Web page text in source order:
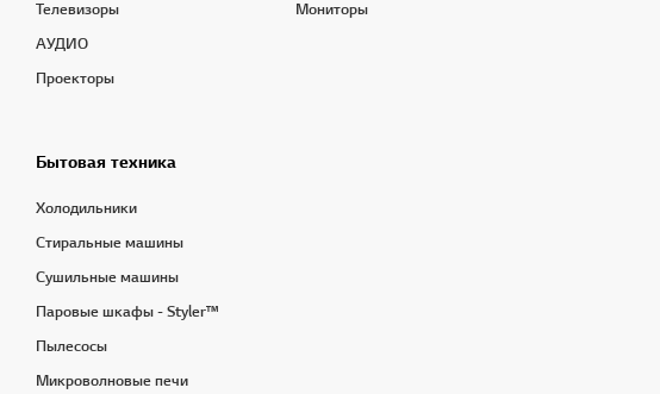
Телевизоры
АУДИО
Проекторы
Мониторы
Бытовая техника
Холодильники
Стиральные машины
Сушильные машины
Паровые шкафы - Styler™
Пылесосы
Микроволновые печи